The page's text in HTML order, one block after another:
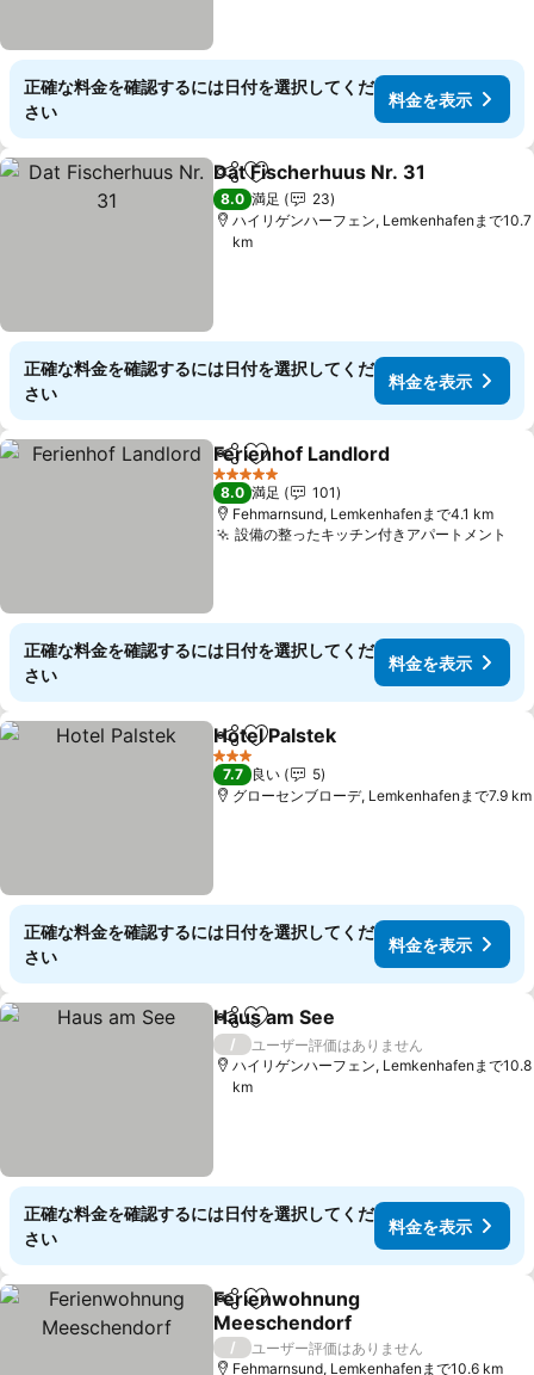
正確な料金を確認するには日付を選択してくだ
さい
料金を表示
シェアお気に入りに追加
Dat Fischerhuus Nr. 31
8.0 満足
23
ハイリゲンハーフェン, Lemkenhafenまで10.7
km
正確な料金を確認するには日付を選択してくだ
さい
料金を表示
シェアお気に入りに追加
Ferienhof Landlord
5 ホテルのランク
8.0 満足
101
Fehmarnsund, Lemkenhafenまで4.1 km
設備の整ったキッチン付きアパートメント
正確な料金を確認するには日付を選択してくだ
さい
料金を表示
シェアお気に入りに追加
Hotel Palstek
3 ホテルのランク
7.7 良い
5
グローセンブローデ, Lemkenhafenまで7.9 km
正確な料金を確認するには日付を選択してくだ
さい
料金を表示
シェアお気に入りに追加
Haus am See
/
ユーザー評価はありません
ハイリゲンハーフェン, Lemkenhafenまで10.8
km
正確な料金を確認するには日付を選択してくだ
さい
料金を表示
シェアお気に入りに追加
Ferienwohnung
Meeschendorf
料金を表示
/
ユーザー評価はありません
Fehmarnsund, Lemkenhafenまで10.6 km